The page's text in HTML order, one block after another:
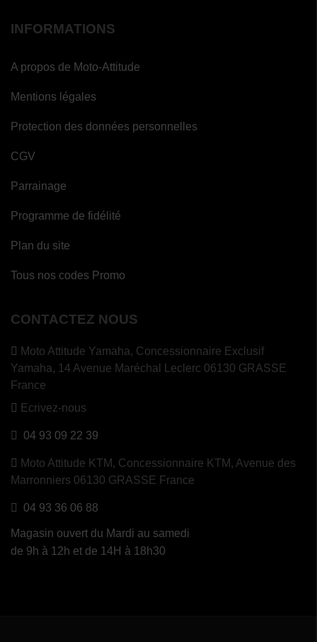
INFORMATIONS
A propos de Moto-Attitude
Mentions légales
Protection des données personnelles
CGV
Parrainage
Programme de fidélité
Plan du site
Tous nos codes Promo
CONTACTEZ NOUS
Moto Attitude Yamaha, Concessionnaire Exclusif
Yamaha, 14 Avenue Maréchal Leclerc 06130 GRASSE
France
Ecrivez-nous
04 93 09 22 39
Moto Attitude KTM, Concessionnaire KTM, Avenue des
Marronniers 06130 GRASSE France
04 93 36 06 88
Magasin ouvert du Mardi au samedi
de 9h à 12h et de 14H à 18h30